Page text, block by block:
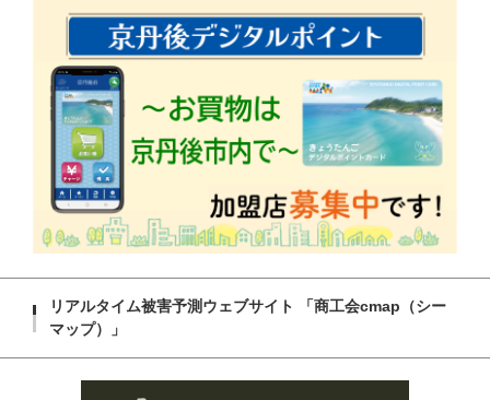
リアルタイム被害予測ウェブサイト 「商工会cmap（シー
マップ）」